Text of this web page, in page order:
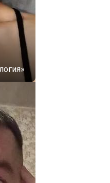
удобный мессенджер!
EMail